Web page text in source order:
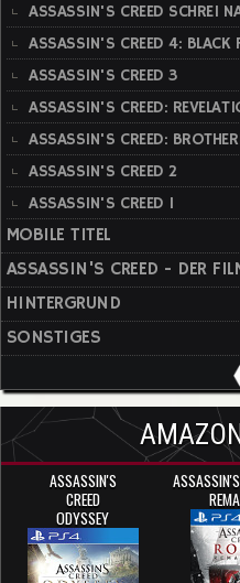
ASSASSIN'S CREED SCHREI
ASSASSIN'S CREED 4: BLACK
ASSASSIN'S CREED 3
ASSASSIN'S CREED:
ASSASSIN'S CREED:
ASSASSIN'S CREED 2
ASSASSIN'S CREED 1
MOBILE TITEL
ASSASSIN'S CREED - DER
HINTERGRUND
SONSTIGES
ASSASSIN'S
CREED
ODYSSEY